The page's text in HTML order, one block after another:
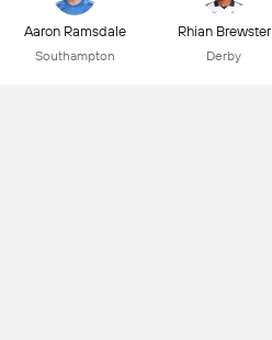
Aaron Ramsdale
Southampton
Rhian Brewster
Derby